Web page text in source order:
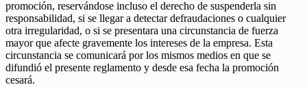
promoción, reservándose incluso el derecho de suspenderla sin
responsabilidad, si se llegar a detectar defraudaciones o cualquier
otra irregularidad, o si se presentara una circunstancia de fuerza
mayor que afecte gravemente los intereses de la empresa. Esta
circunstancia se comunicará por los mismos medios en que se
difundió el presente reglamento y desde esa fecha la promoción
cesará.